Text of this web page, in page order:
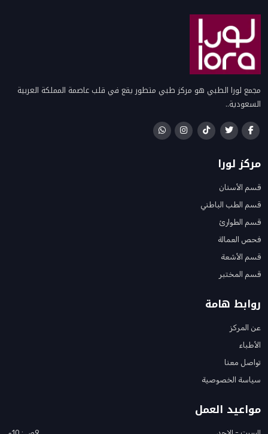
مجمع لورا الطبي هو مركز طبي متطور يقع في قلب عاصمة المملكة العربية
السعودية..
مركز لورا
قسم الأسنان
قسم الطب الباطني
قسم الطوارئ
فحص العمالة
قسم الأشعة
قسم المختبر
روابط هامة
عن المركز
الأطباء
تواصل معنا
سياسة الخصوصية
مواعيد العمل